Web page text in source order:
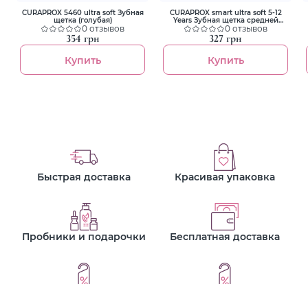
CURAPROX 5460 ultra soft Зубная
щетка (голубая)
0 отзывов
354 грн
Купить
CURAPROX smart ultra soft 5-12
Years Зубная щетка средней
жесткости для детей (желтая)
0 отзывов
327 грн
Купить
Быстрая доставка Красивая упаковка
Пробники и подарочки Бесплатная доставка